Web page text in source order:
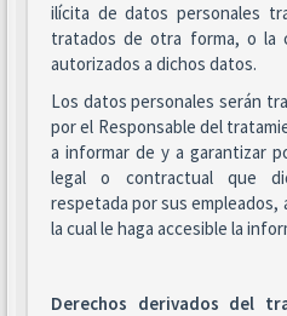
ilícita de datos personales
tratados de otra forma, o la
autorizados a dichos datos.
Los datos personales serán
por el Responsable del
a informar de y a garantizar
legal o contractual que
respetada por sus empleados,
la cual le haga accesible la
Derechos derivados del